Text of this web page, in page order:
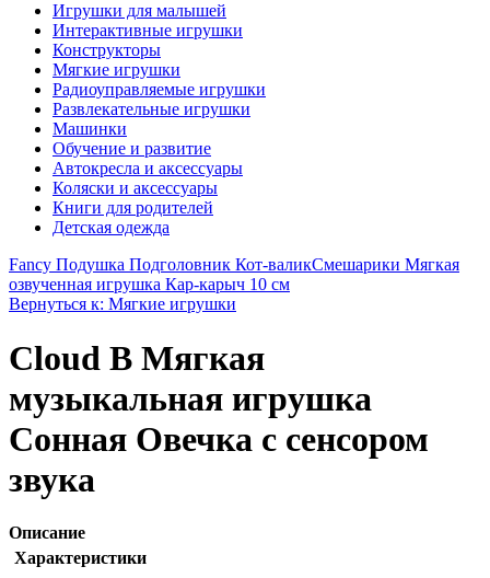
Игрушки для малышей
Интерактивные игрушки
Конструкторы
Мягкие игрушки
Радиоуправляемые игрушки
Развлекательные игрушки
Машинки
Обучение и развитие
Автокресла и аксессуары
Коляски и аксессуары
Книги для родителей
Детская одежда
Fancy Подушка Подголовник Кот-валикСмешарики Мягкая
озвученная игрушка Кар-карыч 10 см
Вернуться к: Мягкие игрушки
Cloud B Мягкая
музыкальная игрушка
Сонная Овечка с сенсором
звука
Описание
Характеристики